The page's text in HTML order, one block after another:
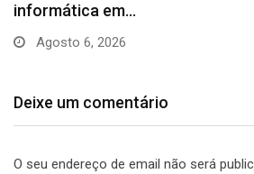
informática em…
Agosto 6, 2026
Deixe um comentário
O seu endereço de email não será